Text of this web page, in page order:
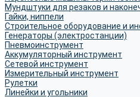
Мундштуки для резаков и
Гайки, ниппели
Строительное оборудование и
Генераторы (электростанции)
Пневмоинструмент
Аккумуляторный инструмент
Сетевой инструмент
Измерительный инструмент
Рулетки
Линейки и угольники